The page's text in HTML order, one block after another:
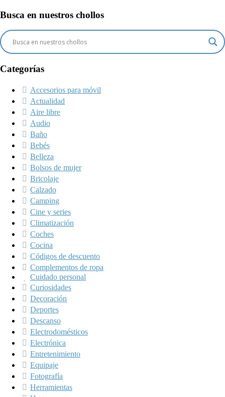
Busca en nuestros chollos
Categorías
Accesorios para móvil
Actualidad
Aire libre
Audio
Baño
Bebés
Belleza
Bolsos de mujer
Bricolaje
Calzado
Camping
Cine y series
Climatización
Coches
Cocina
Códigos de descuento
Complementos de ropa
Cuidado personal
Curiosidades
Decoración
Deportes
Descanso
Electrodomésticos
Electrónica
Entretenimiento
Equipaje
Fotografía
Herramientas